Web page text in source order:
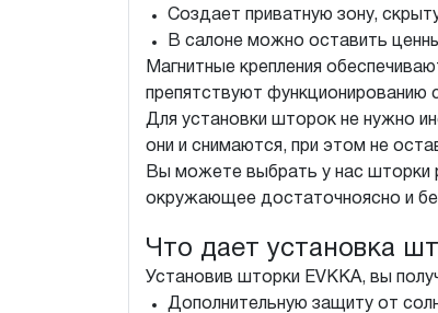
Создает приватную зону,
В салоне можно оставить
Магнитные крепления
препятствуют функционированию
Для установки шторок не нужно
они и снимаются, при этом не
Вы можете выбрать у нас шторки
окружающее достаточноясно и
Что дает установка
Установив шторки EVKKA, вы
Дополнительную защиту от